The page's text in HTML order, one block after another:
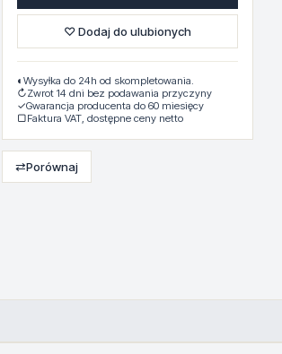
♡ Dodaj do ulubionych
◐ Wysyłka do 24h od skompletowania.
↻Zwrot 14 dni bez podawania przyczyny
✓Gwarancja producenta do 60 miesięcy
▢Faktura VAT, dostępne ceny netto
⇄Porównaj